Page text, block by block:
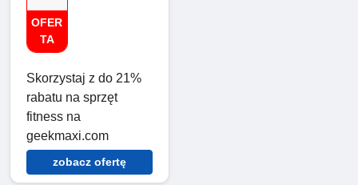
OFER
TA
Skorzystaj z do 21%
rabatu na sprzęt
fitness na
geekmaxi.com
zobacz ofertę